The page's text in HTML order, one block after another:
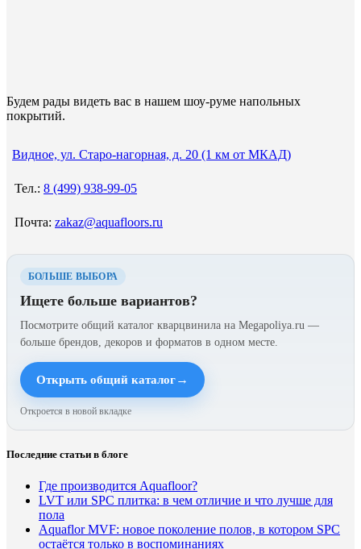
Будем рады видеть вас в нашем шоу-руме напольных
покрытий.
Видное, ул. Старо-нагорная, д. 20 (1 км от МКАД)
Тел.: 8 (499) 938-99-05
Почта: zakaz@aquafloors.ru
БОЛЬШЕ ВЫБОРА
Ищете больше вариантов?
Посмотрите общий каталог кварцвинила на Megapoliya.ru —
больше брендов, декоров и форматов в одном месте.
Открыть общий каталог→
Откроется в новой вкладке
Последние статьи в блоге
Где производится Aquafloor?
LVT или SPC плитка: в чем отличие и что лучше для
пола
Aquaflor MVF: новое поколение полов, в котором SPC
остаётся только в воспоминаниях